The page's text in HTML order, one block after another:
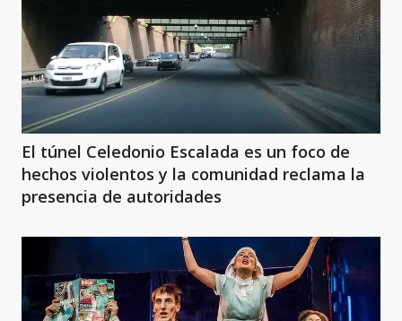
El túnel Celedonio Escalada es un foco de
hechos violentos y la comunidad reclama la
presencia de autoridades